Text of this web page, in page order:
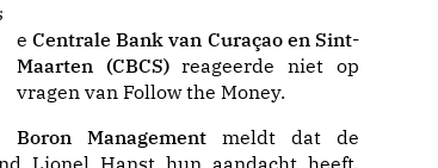
De Centrale Bank van Curaçao en Sint-
Maarten (CBCS) reageerde niet op
vragen van Follow the Money.
Boron Management meldt dat de
Lionel Hanst hun aandacht heeft,